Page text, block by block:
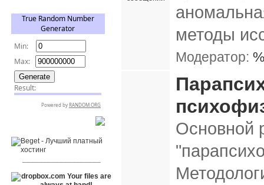
методы
Модератор:
Основной